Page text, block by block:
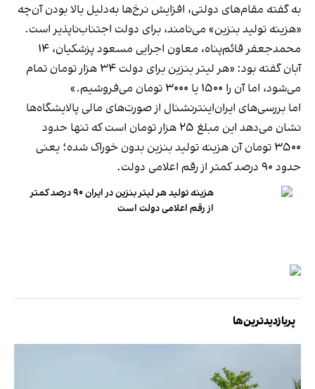
به‌ گفته‌ مقام‌های دولتی، افزایش نرخ‌ها به‌دلیل بالا بودن آن‌چه
«هزینه تولید بنزین» می‌نامند، برای دولت اجتناب‌ناپذیر است.
محمدجعفر قائم‌پناه، معاون اجرایی مسعود پزشکیان، ۱۴
آبانگفته بود
: «هر لیتر بنزین برای دولت ۳۴ هزار تومان تمام
می‌شود، اما آن را ۱۵۰۰ یا ۳۰۰۰ تومان می‌فروشیم.»
اما بررسی‌های ایران‌اینترنشنال از صورت‌های مالی پالایشگاه‌ها
نشان می‌دهد این مبلغ ۲۵ هزار تومان است که تنها حدود
۳۵۰۰ تومان آن هزینه تولید بنزین بدون خوراک شده؛ یعنی
حدود ۹۰ درصد کمتر از رقم اعلامی دولت.
هزینه تولید هر لیتر بنزین در ایران ۹۰ درصد کمتر
از رقم اعلامی دولت است
پربازدیدترین‌ها